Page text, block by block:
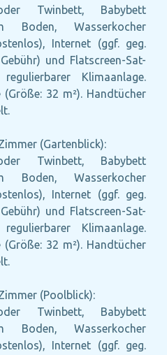
Twinbett, Babybett
Boden, Wasserkocher
Internet (ggf. geg.
und Flatscreen-Sat-
Klimaanlage.
32 m²). Handtücher
(Gartenblick):
Twinbett, Babybett
Boden, Wasserkocher
Internet (ggf. geg.
und Flatscreen-Sat-
Klimaanlage.
32 m²). Handtücher
(Poolblick):
Twinbett, Babybett
Boden, Wasserkocher
Internet (ggf. geg.